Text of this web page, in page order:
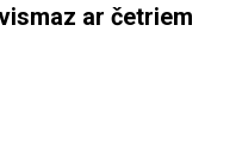
ar četriem